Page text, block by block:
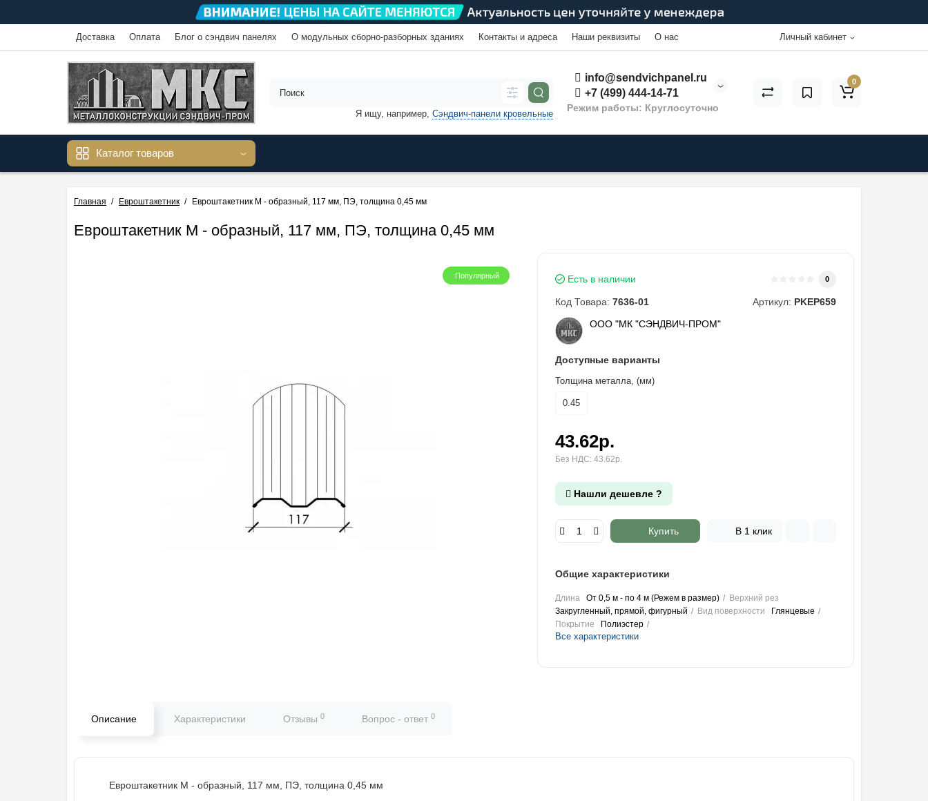
Доставка Оплата Блог о сэндвич панелях О модульных сборно-разборных зданиях Контакты и адреса Наши реквизиты О нас Личный кабинет
info@sendvichpanel.ru
+7 (499) 444-14-71
Режим работы: Круглосуточно
Я ищу, например, Сэндвич-панели кровельные
0
Каталог товаров
Главная Евроштакетник Евроштакетник М - образный, 117 мм, ПЭ, толщина 0,45 мм
Евроштакетник М - образный, 117 мм, ПЭ, толщина 0,45 мм
Популярный Есть в наличии 0
Код Товара: 7636-01 Артикул: PKEP659
ООО "МК "СЭНДВИЧ-ПРОМ"
Доступные варианты
Толщина металла, (мм)
0.45
43.62р.
Без НДС: 43.62р.
Нашли дешевле ?
Купить В 1 клик
Общие характеристики
Длина От 0,5 м - по 4 м (Режем в размер)
Верхний рез
Закругленный, прямой, фигурный
Вид поверхности
Глянцевые
Покрытие
Полиэстер
Все характеристики
Описание Характеристики Отзывы 0 Вопрос - ответ 0
Евроштакетник М - образный, 117 мм, ПЭ, толщина 0,45 мм